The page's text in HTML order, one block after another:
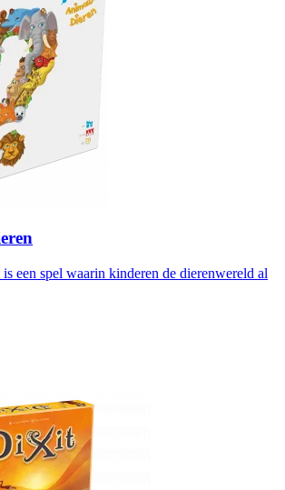
een spel waarin kinderen de dierenwereld al